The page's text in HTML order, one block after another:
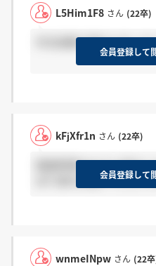
L5Him1F8 さん (22卒)
作文試験で落ちた方って
会員登録して
kFjXfr1n さん (22卒)
面接時間みなさん何分
ぱり望みは薄いでしょ
会員登録して
wnmeINpw さん (22